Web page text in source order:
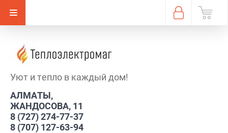
Уют и тепло в каждый дом!
АЛМАТЫ,
ЖАНДОСОВА, 11
8 (727) 274-77-37
8 (707) 127-63-94